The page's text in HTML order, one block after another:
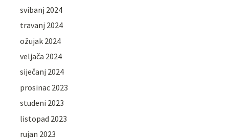
svibanj 2024
travanj 2024
ožujak 2024
veljača 2024
siječanj 2024
prosinac 2023
studeni 2023
listopad 2023
rujan 2023